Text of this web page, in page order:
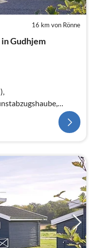
16 km von Rönne
Gudhjem